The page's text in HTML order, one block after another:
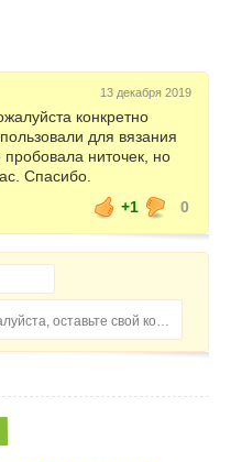
13 декабря 2019
конкретно
для вязания
ниточек, но
Спасибо.
+1
0
Домохозяйка, пожалуйста, оставьте свой комментарий...